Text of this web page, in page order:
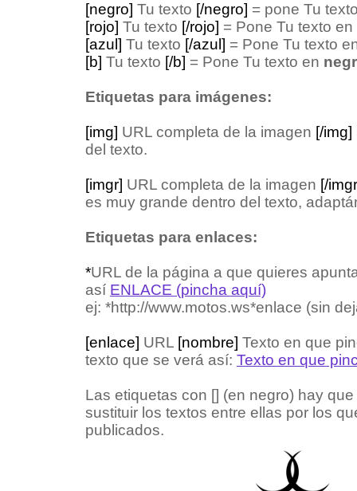
[negro] Tu texto [/negro] = pone Tu
[rojo] Tu texto [/rojo] = Pone Tu texto en
[azul] Tu texto [/azul] = Pone Tu texto
[b] Tu texto [/b] = Pone Tu texto en
Etiquetas para imágenes:
[img] URL completa de la imagen [/img]
del texto.
[imgr] URL completa de la imagen [/
es muy grande dentro del texto,
Etiquetas para enlaces:
*URL de la página a que quieres
así ENLACE (pincha aquí)
ej: *http://www.motos.ws*enlace (sin
[enlace] URL [nombre] Texto en que
texto que se verá así: Texto en que
Las etiquetas con [] (en negro) hay
sustituir los textos entre ellas por los
publicados.